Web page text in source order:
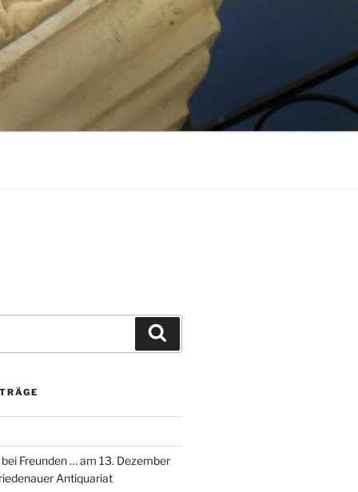
Freunden … am 13. Dezember
Antiquariat